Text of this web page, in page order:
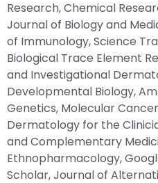
Research, Chemical
Journal of Biology and
of Immunology, Science
Biological Trace Element
and Investigational
Developmental Biology,
Genetics, Molecular
Dermatology for the
and Complementary
Ethnopharmacology,
Scholar, Journal of